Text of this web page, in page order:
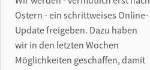
Ostern - ein schrittweises Online-
Update freigeben. Dazu haben
wir in den letzten Wochen
Möglichkeiten geschaffen, damit